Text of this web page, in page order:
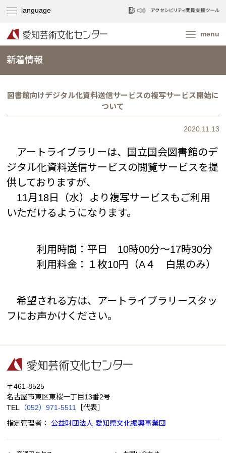
新着情報
図書館向けデジタル化資料送信サービスの複写サービス開始に
ついて
2020.11.13
アートライブラリーは、国立国会図書館のデ
ジタル化資料送信サービスの閲覧サービスを提
供しておりますが、
11月18日（水）より複写サービスもご利用
いただけるようになります。
利用時間：平日 10時00分～17時30分
利用料金：１枚10円（A４ 白黒のみ）
希望される方は、アートライブラリースタッ
フにお声かけください。
〒461-8525
名古屋市東区東桜一丁目13番2号
TEL （052）971-5511 ［代表］
指定管理者： 公益財団法人 愛知県文化振興事業団